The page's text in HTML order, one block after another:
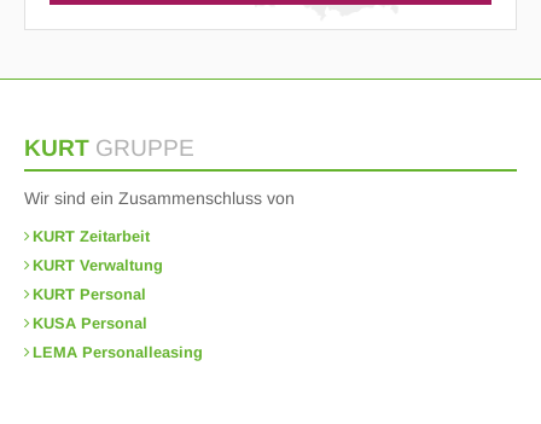
KURT GRUPPE
Wir sind ein Zusammenschluss von
KURT Zeitarbeit
KURT Verwaltung
KURT Personal
KUSA Personal
LEMA Personalleasing